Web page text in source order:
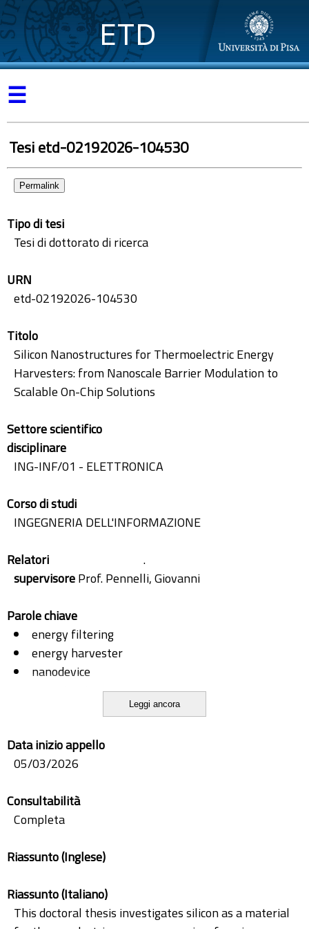
ETD
☰
Tesi etd-02192026-104530
Permalink
Tipo di tesi
Tesi di dottorato di ricerca
URN
etd-02192026-104530
Titolo
Silicon Nanostructures for Thermoelectric Energy
Harvesters: from Nanoscale Barrier Modulation to
Scalable On-Chip Solutions
Settore scientifico
disciplinare
ING-INF/01 - ELETTRONICA
Corso di studi
INGEGNERIA DELL'INFORMAZIONE
Relatori
.
supervisoreProf. Pennelli, Giovanni
Parole chiave
energy filtering
energy harvester
nanodevice
nanostructures
silicon
Leggi ancora
Data inizio appello
05/03/2026
Consultabilità
Completa
Riassunto (Inglese)
Riassunto (Italiano)
This doctoral thesis investigates silicon as a material